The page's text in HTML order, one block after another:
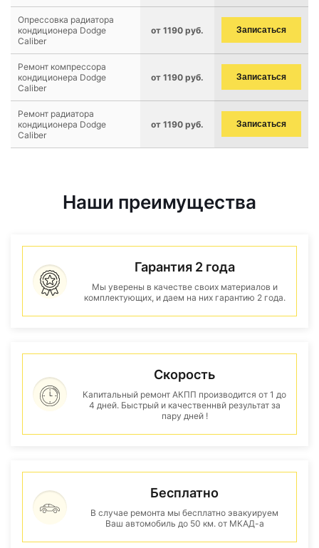
Опрессовка радиатора
кондиционера Dodge
Caliber
от 1190 руб. Записаться
Ремонт компрессора
кондиционера Dodge
Caliber
от 1190 руб. Записаться
Ремонт радиатора
кондиционера Dodge
Caliber
от 1190 руб. Записаться
Наши преимущества
Гарантия 2 года
Мы уверены в качестве своих материалов и
комплектующих, и даем на них гарантию 2 года.
Скорость
Капитальный ремонт АКПП производится от 1 до
4 дней. Быстрый и качественнвй результат за
пару дней !
Бесплатно
В случае ремонта мы бесплатно эвакуируем
Ваш автомобиль до 50 км. от МКАД-а